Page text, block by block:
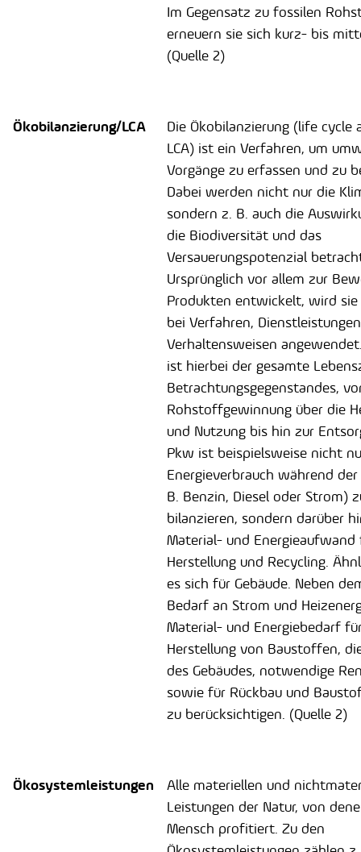
Im Gegensatz zu fossilen
erneuern sie sich kurz- bis
(Quelle 2)
Ökobilanzierung/LCA
Die Ökobilanzierung (life cycle
LCA) ist ein Verfahren, um
Vorgänge zu erfassen und zu
Dabei werden nicht nur die
sondern z. B. auch die
die Biodiversität und das
Versauerungspotenzial
Ursprünglich vor allem zur
Produkten entwickelt, wird sie
bei Verfahren,
Verhaltensweisen
ist hierbei der gesamte
Betrachtungsgegenstandes,
Rohstoffgewinnung über die
und Nutzung bis hin zur
Pkw ist beispielsweise nicht
Energieverbrauch während
B. Benzin, Diesel oder Strom)
bilanzieren, sondern darüber
Material- und Energieaufwand
Herstellung und Recycling.
es sich für Gebäude. Neben
Bedarf an Strom und
Material- und Energiebedarf
Herstellung von Baustoffen,
des Gebäudes, notwendige
sowie für Rückbau und
zu berücksichtigen. (Quelle 2)
Ökosystemleistungen
Alle materiellen und
Leistungen der Natur, von
Mensch profitiert. Zu den